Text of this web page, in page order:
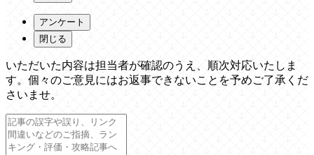
アンケート
閉じる
いただいた内容は担当者が確認のうえ、順次対応いたしま
す。個々のご意見にはお返事できないことを予めご了承くだ
さいませ。